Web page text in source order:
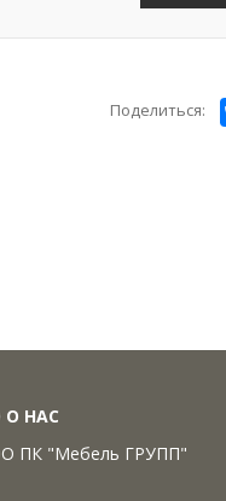
Поделиться:
О НАС
ПК "Мебель ГРУПП"